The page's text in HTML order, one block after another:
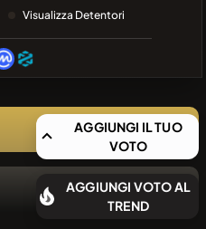
❌Nessuna
moneta
recente
Visualizza Detentori
AGGIUNGI IL TUO
VOTO
AGGIUNGI VOTO AL
TREND